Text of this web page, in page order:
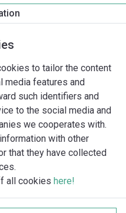
to tailor the content
media features and
such identifiers and
to the social media and
we cooperates with.
with other
that they have collected
all cookies here!